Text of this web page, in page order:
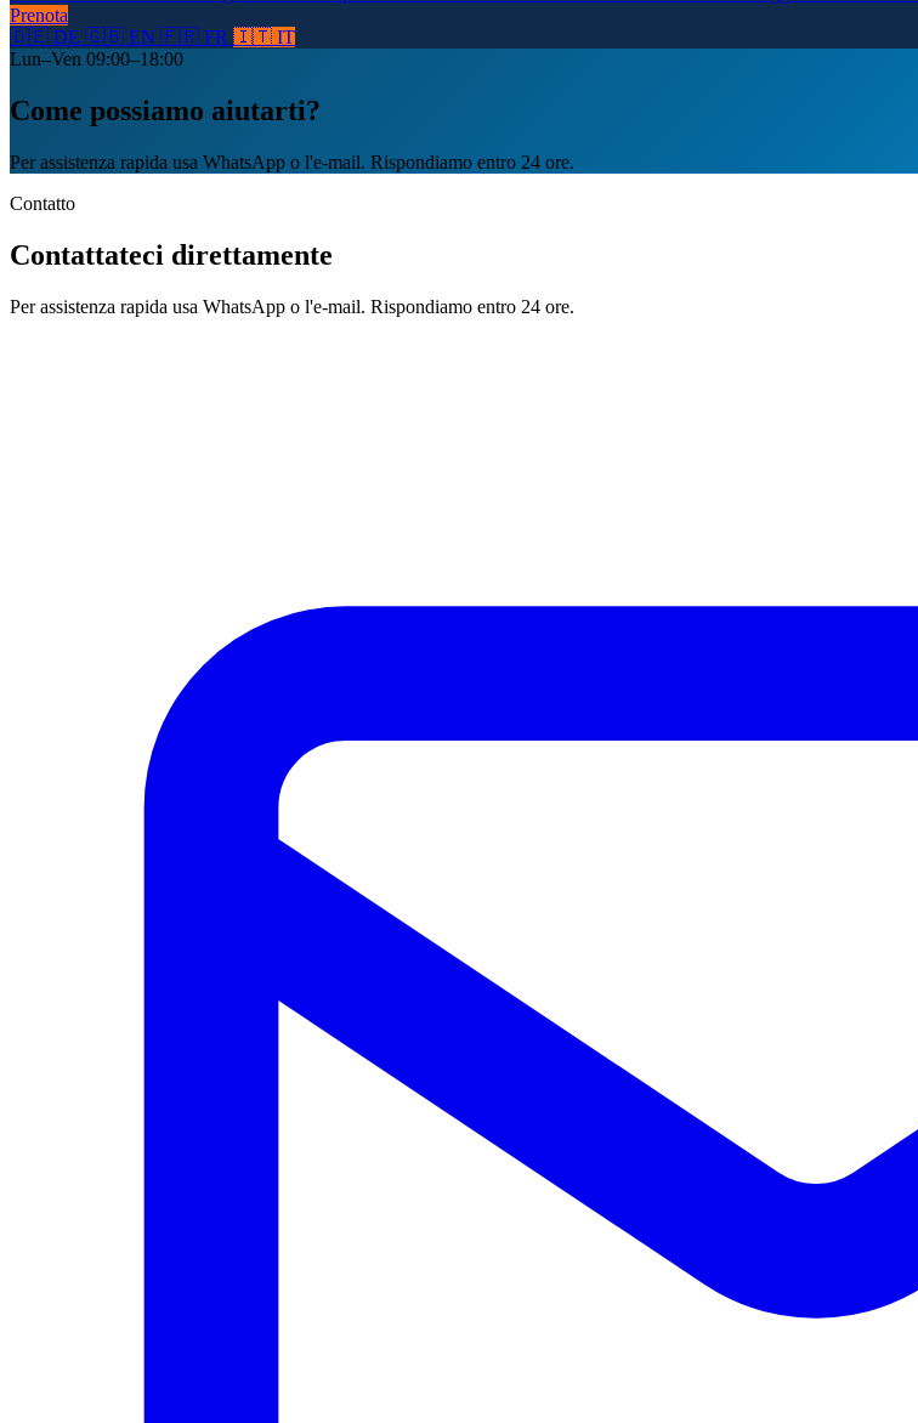
Prenota
🇩🇪 DE 🇬🇧 EN 🇫🇷 FR 🇮🇹 IT
Lun–Ven 09:00–18:00
Come possiamo aiutarti?
Per assistenza rapida usa WhatsApp o l'e-mail. Rispondiamo entro 24 ore.
Contatto
Contattateci direttamente
Per assistenza rapida usa WhatsApp o l'e-mail. Rispondiamo entro 24 ore.